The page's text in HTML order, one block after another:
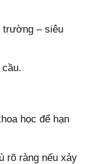
trường – siêu
học để hạn
rõ ràng nếu xảy